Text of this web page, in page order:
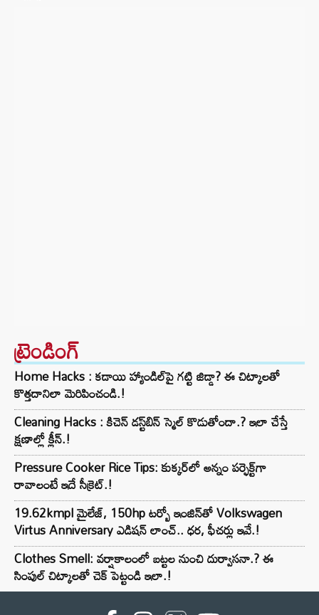
ట్రెండింగ్‌
Home Hacks : కడాయి హ్యాండిల్‌పై గట్టి జిడ్డా? ఈ చిట్కాలతో
కొత్తదానిలా మెరిపించండి.!
Cleaning Hacks : కిచెన్ డస్ట్‌బిన్ స్మెల్ కొడుతోందా.? ఇలా చేస్తే
క్షణాల్లో క్లీన్.!
Pressure Cooker Rice Tips: కుక్కర్‌లో అన్నం పర్ఫెక్ట్‌గా
రావాలంటే ఇదే సీక్రెట్.!
19.62kmpl మైలేజ్, 150hp టర్బో ఇంజిన్‌తో Volkswagen
Virtus Anniversary ఎడిషన్ లాంచ్.. ధర, ఫీచర్లు ఇవే.!
Clothes Smell: వర్షాకాలంలో బట్టల నుంచి దుర్వాసనా.? ఈ
సింపుల్ చిట్కాలతో చెక్ పెట్టండి ఇలా.!